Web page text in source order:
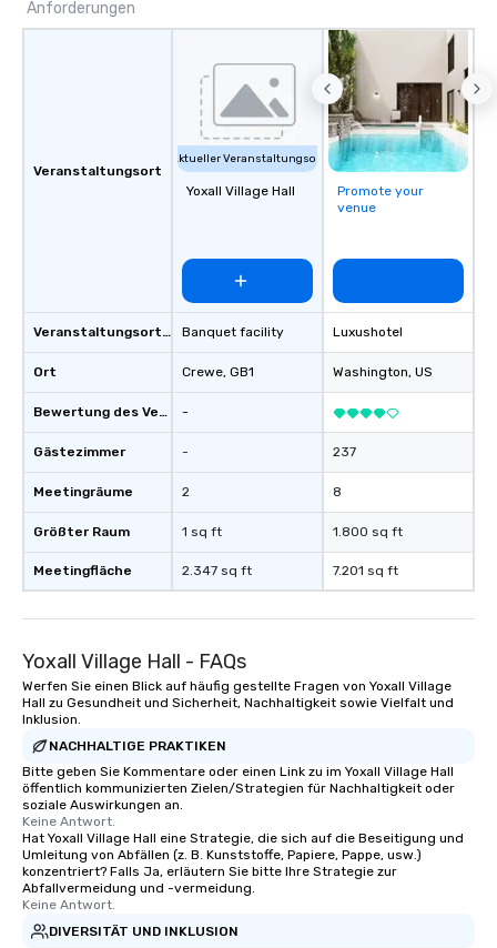
Anforderungen
Veranstaltungsort
Veranstaltungsortstyp
Ort
Bewertung des Veranstaltungsortes
Gästezimmer
Meetingräume
Größter Raum
Meetingfläche
Aktueller Veranstaltungsort
Yoxall Village Hall
Banquet facility
Crewe, GB1
-
-
2
1 sq ft
2.347 sq ft
Promote your
venue
Luxushotel
Washington, US
237
8
1.800 sq ft
7.201 sq ft
Yoxall Village Hall - FAQs
Werfen Sie einen Blick auf häufig gestellte Fragen von Yoxall Village
Hall zu Gesundheit und Sicherheit, Nachhaltigkeit sowie Vielfalt und
Inklusion.
NACHHALTIGE PRAKTIKEN
Bitte geben Sie Kommentare oder einen Link zu im Yoxall Village Hall
öffentlich kommunizierten Zielen/Strategien für Nachhaltigkeit oder
soziale Auswirkungen an.
Keine Antwort.
Hat Yoxall Village Hall eine Strategie, die sich auf die Beseitigung und
Umleitung von Abfällen (z. B. Kunststoffe, Papiere, Pappe, usw.)
konzentriert? Falls Ja, erläutern Sie bitte Ihre Strategie zur
Abfallvermeidung und -vermeidung.
Keine Antwort.
DIVERSITÄT UND INKLUSION